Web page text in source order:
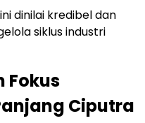
dinilai kredibel dan
siklus industri
Fokus
Ciputra